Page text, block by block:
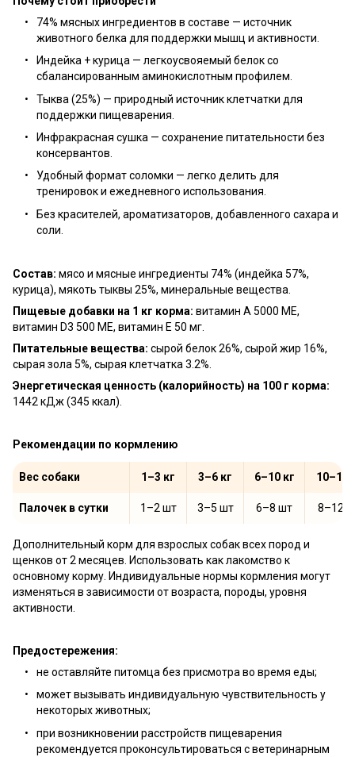
74% мясных ингредиентов в составе — источник
животного белка для поддержки мышц и активности.
Индейка + курица — легкоусвояемый белок со
сбалансированным аминокислотным профилем.
Тыква (25%) — природный источник клетчатки для
поддержки пищеварения.
Инфракрасная сушка — сохранение питательности без
консервантов.
Удобный формат соломки — легко делить для
тренировок и ежедневного использования.
Без красителей, ароматизаторов, добавленного сахара и
соли.
Состав: мясо и мясные ингредиенты 74% (индейка 57%,
курица), мякоть тыквы 25%, минеральные вещества.
Пищевые добавки на 1 кг корма: витамин A 5000 МЕ,
витамин D3 500 МЕ, витамин E 50 мг.
Питательные вещества: сырой белок 26%, сырой жир 16%,
сырая зола 5%, сырая клетчатка 3.2%.
Энергетическая ценность (калорийность) на 100 г корма:
1442 кДж (345 ккал).
Рекомендации по кормлению
Вес собаки 1–3 кг 3–6 кг 6–10 кг 10–15
Палочек в сутки 1–2 шт 3–5 шт 6–8 шт 8–12
Дополнительный корм для взрослых собак всех пород и
щенков от 2 месяцев. Использовать как лакомство к
основному корму. Индивидуальные нормы кормления могут
изменяться в зависимости от возраста, породы, уровня
активности.
Предостережения:
не оставляйте питомца без присмотра во время еды;
может вызывать индивидуальную чувствительность у
некоторых животных;
при возникновении расстройств пищеварения
рекомендуется проконсультироваться с ветеринарным